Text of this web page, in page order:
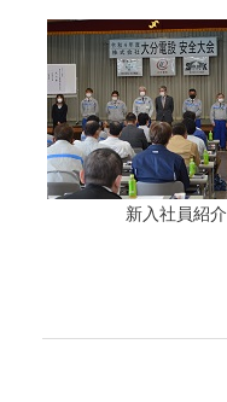
新入社員紹介